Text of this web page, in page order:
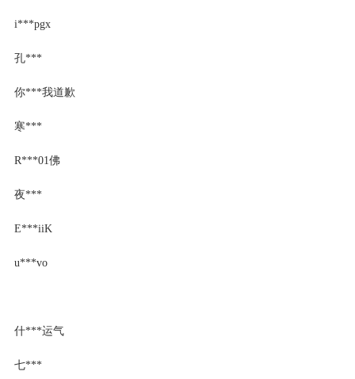
i***pgx
孔***
你***我道歉
寒***
R***01佛
夜***
E***iiK
u***vo
什***运气
七***